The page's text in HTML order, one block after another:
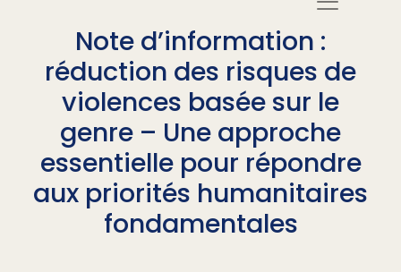
Note d’information :
réduction des risques de
violences basée sur le
genre – Une approche
essentielle pour répondre
aux priorités humanitaires
fondamentales